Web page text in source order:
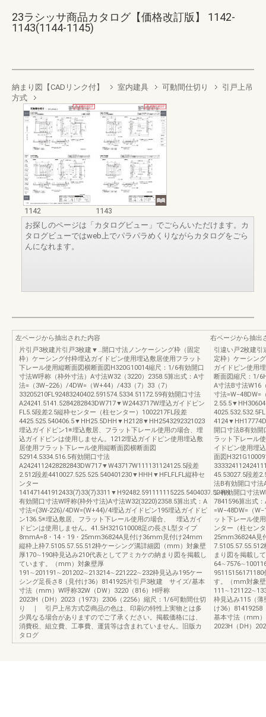
23ラシッサ商品カタログ【価格改訂版】 1142-
1143(1144-1145)
納まり図【CADリンク付】 室内建具 可動間仕切り
引戸上吊
方式
1142
1143
お探しのページは「カタログビュー」でごらんいただけます。カ
タログビューではweb上でパラパラめくりながらカタログをごら
んになれます。
左ページから抽出された内容
片引戸3枚建片引戸3枚建▼…開口寸法ノンケーシング枠（固定
枠）ケーシング付枠埋込ガイドピン使用埋込敷居使用フラット
下レール使用縦断面図横断面図H320G10014縮尺：1/6有効開口
寸法W呼称（枠外寸法）A寸法W32（3220）2358.5算出式：A寸
法=（3W−226）/4DW=（W+44）/433（7）33（7）
33205210FL92483240402.591574.5334.51172.59有効開口寸法
A24241.5141.5284282843DW717▼W2443717W埋込ガイドピン
FL5.5段差2.5縦枠センター（柱センター）1002217FL段差
4425.525.540406.5▼HH25.5DHH▼H2128▼HH2543292321023
埋込ガイドピン1※埋込敷居、フラット下レール使用の場合、埋
込ガイドピンは使用しません。1212埋込ガイドピン使用埋込敷
居使用フラット下レール使用縦断面図横断面図
52914.5334.516.5有効開口寸法
A2424112428282843DW717▼W43717W111131124125.5段差
2.512段差4410027.525.525.540401230▼HHH▼HFLFLFL縦枠セ
ンター
141471441912433(7)33(7)3311▼H92482.591111115225.5404037.5DHH
有効開口寸法W呼称(枠外寸法)A寸法W32(3220)2358.5算出式：A
寸法=(3W-226)/4DW=(W+44)/4埋込ガイドピン195埋込ガイドピ
ン136.5※埋込敷居、フラット下レール使用の場合、 埋込ガイ
ドピンは使用しません。41.5H321G10008足の長さL型タイプ
8mmA=8・14・19・25mm36824A見付け36mm見付け24mm
縦枠上枠7.5105.57.55.512枠ケーシング溝詳細図（mm）対象壁
厚170∼190枠見込み210代表としてアミカケの納まり図を掲載し
ています。（mm）対象壁厚
191∼201191∼201202∼213214∼221222∼232枠見込み195ケー
シング足長さ8（見付け36）8141925片引戸3枚建 サイズ/基本
寸法（mm）W呼称32W（DW）3220（816）H呼称
2023H（DH）2023（1973）2306（2256）縮尺：1/6可動間仕切
り ｜ 引戸上吊方式②商品の色は、印刷の特性上実物とは多
少異なる場合がありますのでご了承ください。掲載価格には、
消費税、組立費、工事費、運賃等は含まれていません。旧版カ
タログ
右ページから抽出
引違い戸2枚建
定枠）ケーシン
ガイドピン使用
断面図縮尺：1/
A寸法B寸法W16
寸法=W−48DW=
開口寸法B有効
ラット下レール
イドピン使用埋
面図
45.53027.5段差
法B有効開口寸法
ン有効開口寸法
7841596算出式
=W−48DW=（
ット下レール使
ンター（柱セン
25mm36824A見
まり図を掲載し
す。（mm対象
枠見込み115（薄
け36）
基本寸法（mm
2023H（DH）